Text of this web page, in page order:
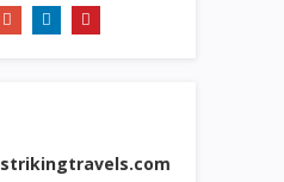
strikingtravels.com